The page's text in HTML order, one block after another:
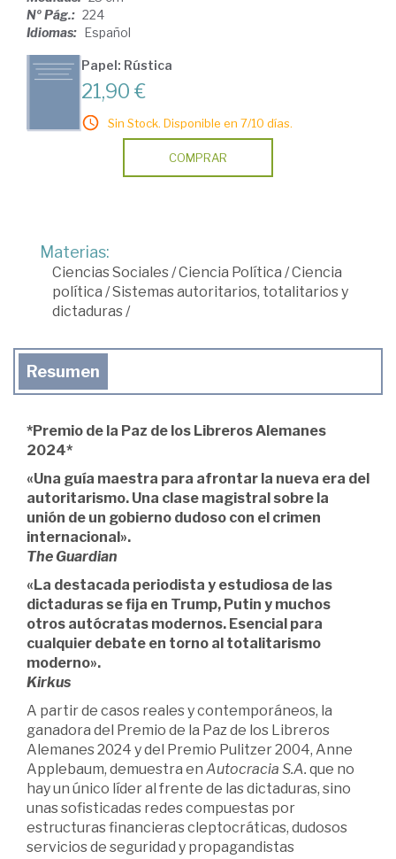
Nº Pág.: 224
Idiomas: Español
Papel: Rústica
21,90 €
Sin Stock. Disponible en 7/10 días.
COMPRAR
Materias:
Ciencias Sociales/Ciencia Política /Ciencia
política /Sistemas autoritarios, totalitarios y
dictaduras/
Resumen
*Premio de la Paz de los Libreros Alemanes
2024*
«Una guía maestra para afrontar la nueva era del
autoritarismo. Una clase magistral sobre la
unión de un gobierno dudoso con el crimen
internacional».
The Guardian
«La destacada periodista y estudiosa de las
dictaduras se fija en Trump, Putin y muchos
otros autócratas modernos. Esencial para
cualquier debate en torno al totalitarismo
moderno».
Kirkus
A partir de casos reales y contemporáneos, la
ganadora del Premio de la Paz de los Libreros
Alemanes 2024 y del Premio Pulitzer 2004, Anne
Applebaum, demuestra en Autocracia S.A. que no
hay un único líder al frente de las dictaduras, sino
unas sofisticadas redes compuestas por
estructuras financieras cleptocráticas, dudosos
servicios de seguridad y propagandistas